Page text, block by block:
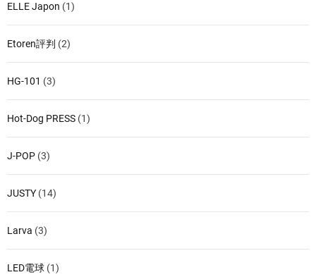
ELLE Japon (1)
Etoren評判 (2)
HG-101 (3)
Hot-Dog PRESS (1)
J-POP (3)
JUSTY (14)
Larva (3)
LED電球 (1)